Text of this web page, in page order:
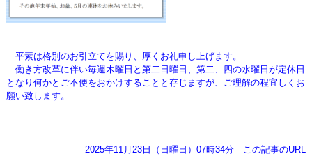
平素は格別のお引立てを賜り、厚くお礼申し上げます。
働き方改革に伴い毎週木曜日と第二日曜日、第二、四の水曜日が定休日
となり何かとご不便をおかけすることと存じますが、ご理解の程宜しくお
願い致します。
2025年11月23日（日曜日）07時34分
この記事のURL